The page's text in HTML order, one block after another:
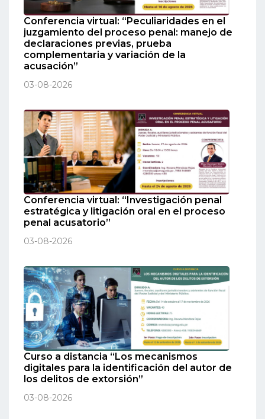
Conferencia virtual: “Peculiaridades en el
juzgamiento del proceso penal: manejo de
declaraciones previas, prueba
complementaria y variación de la
acusación”
03-08-2026
Conferencia virtual: “Investigación penal
estratégica y litigación oral en el proceso
penal acusatorio”
03-08-2026
Curso a distancia “Los mecanismos
digitales para la identificación del autor de
los delitos de extorsión”
03-08-2026